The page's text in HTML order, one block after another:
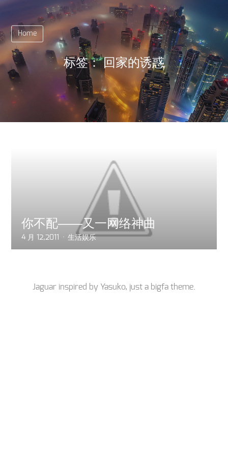
Home
标签：回家的诱惑
你不配——又一网络神曲
4 月 12,2011 生活娱乐
Jaguar inspired by Yasuko, just a bigfa theme.